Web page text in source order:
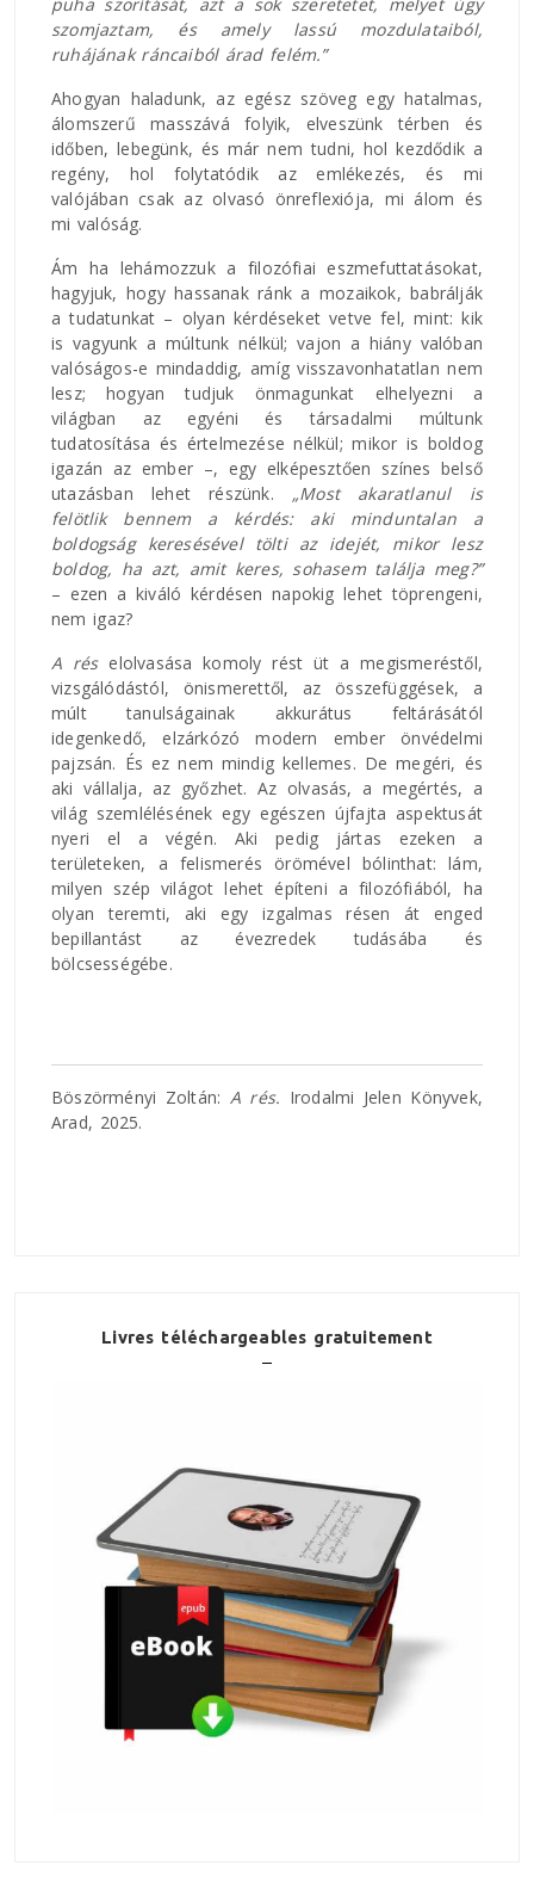
puha szorítását, azt a sok szeretetet, melyet úgy
szomjaztam, és amely lassú mozdulataiból,
ruhájának ráncaiból árad felém.”
Ahogyan haladunk, az egész szöveg egy hatalmas,
álomszerű masszává folyik, elveszünk térben és
időben, lebegünk, és már nem tudni, hol kezdődik a
regény, hol folytatódik az emlékezés, és mi
valójában csak az olvasó önreflexiója, mi álom és
mi valóság.
Ám ha lehámozzuk a filozófiai eszmefuttatásokat,
hagyjuk, hogy hassanak ránk a mozaikok, babrálják
a tudatunkat – olyan kérdéseket vetve fel, mint: kik
is vagyunk a múltunk nélkül; vajon a hiány valóban
valóságos-e mindaddig, amíg visszavonhatatlan nem
lesz; hogyan tudjuk önmagunkat elhelyezni a
világban az egyéni és társadalmi múltunk
tudatosítása és értelmezése nélkül; mikor is boldog
igazán az ember –, egy elképesztően színes belső
utazásban lehet részünk. „Most akaratlanul is
felötlik bennem a kérdés: aki minduntalan a
boldogság keresésével tölti az idejét, mikor lesz
boldog, ha azt, amit keres, sohasem találja meg?”
– ezen a kiváló kérdésen napokig lehet töprengeni,
nem igaz?
A réselolvasása komoly rést üt a megismeréstől,
vizsgálódástól, önismerettől, az összefüggések, a
múlt tanulságainak akkurátus feltárásától
idegenkedő, elzárkózó modern ember önvédelmi
pajzsán. És ez nem mindig kellemes. De megéri, és
aki vállalja, az győzhet. Az olvasás, a megértés, a
világ szemlélésének egy egészen újfajta aspektusát
nyeri el a végén. Aki pedig jártas ezeken a
területeken, a felismerés örömével bólinthat: lám,
milyen szép világot lehet építeni a filozófiából, ha
olyan teremti, aki egy izgalmas résen át enged
bepillantást az évezredek tudásába és
bölcsességébe.
Böszörményi Zoltán: A rés. Irodalmi Jelen Könyvek,
Arad, 2025.
Livres téléchargeables gratuitement